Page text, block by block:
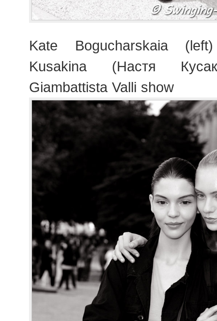
Kate Bogucharskaia
Kusakina (Настя
Giambattista Valli show